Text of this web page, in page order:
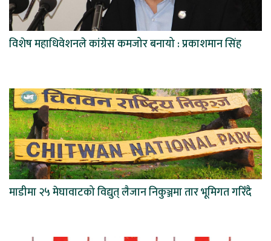
विशेष महाधिवेशनले कांग्रेस कमजोर बनायो : प्रकाशमान सिंह
माडीमा २५ मेघावाटको विद्युत् लैजान निकुञ्जमा तार भूमिगत गरिँदै